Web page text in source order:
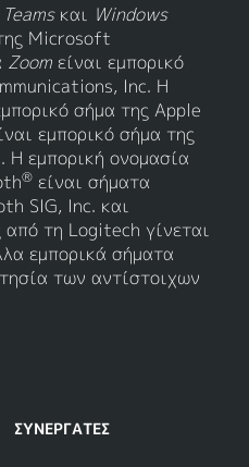
και Windows
Microsoft
Zoom είναι εμπορικό
Inc. Η
σήμα της Apple
εμπορικό σήμα της
Η εμπορική ονομασία
® είναι σήματα
SIG, Inc. και
τη Logitech γίνεται
εμπορικά σήματα
των αντίστοιχων
ΣΥΝΕΡΓΆΤΕΣ